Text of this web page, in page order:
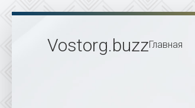
Vostorg.buzzГлавная